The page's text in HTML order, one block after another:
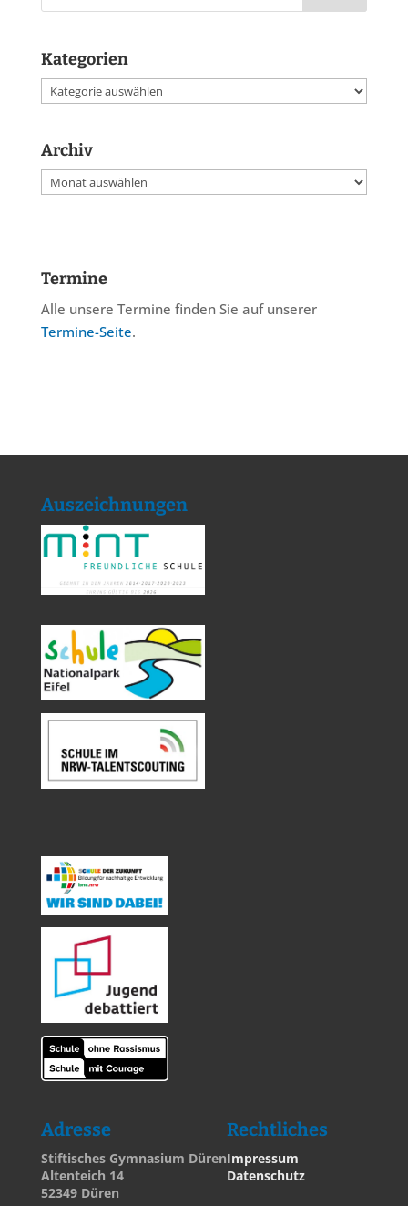
Kategorien
Kategorien
Archiv
Archiv
Termine
Alle unsere Termine finden Sie auf unserer
Termine-Seite.
Auszeichnungen
Adresse
Stiftisches Gymnasium Düren
Altenteich 14
52349 Düren
Rechtliches
Impressum
Datenschutz